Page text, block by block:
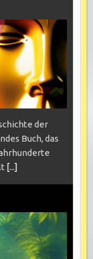
der
Buch, das
[...]